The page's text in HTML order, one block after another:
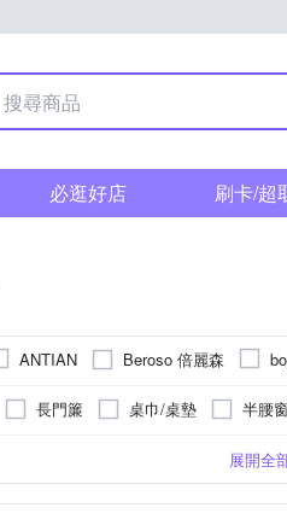
必逛好店 刷卡/超
ANTIAN Beroso 倍麗森
G+ 居家 H&R 安室家
TENDAYS TRENY
長門簾 桌巾/桌墊 半腰
30cm迷你聖
門上標誌牌 春聯 立鏡
涼墊/涼蓆墊
超大傘面 可珪
展開全